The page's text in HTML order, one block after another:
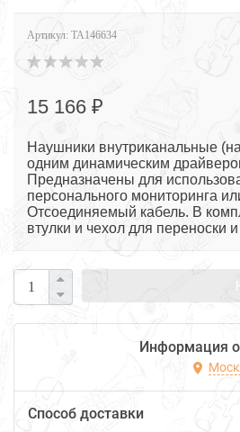
Артикул: TA146634
15 166 ₽
Наушники внутриканальные
одним динамическим
Предназначены для
персонального мониторинга
Отсоединяемый кабель. В
втулки и чехол для переноски
Информация
Способ доставки